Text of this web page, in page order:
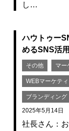
し…
ハウトゥー
めるSNS活用
その他 マー
WEBマーケテ
ブランディング
2025年5月14日
社長さん：